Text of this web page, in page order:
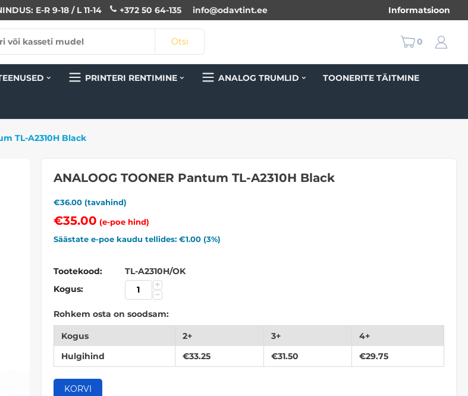
E-R 9-18 / L 11-14 +372 50 64-135 info@odavtint.ee Informatsioon
Otsi 0
PRINTERI RENTIMINE ANALOG TRUMLID TOONERITE TÄITMINE
TL-A2310H Black
ANALOOG TOONER Pantum TL-A2310H Black
€36.00 (tavahind)
€35.00 (e-poe hind)
Säästate e-poe kaudu tellides: €1.00(3%)
Tootekood:
TL-A2310H/OK
Kogus:
+
−
Rohkem osta on soodsam:
Kogus 2+ 3+
4+
Hulgihind
€33.25 €31.50 €29.75
KORVI